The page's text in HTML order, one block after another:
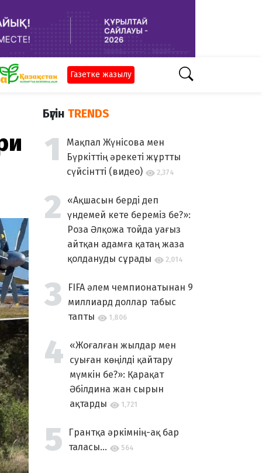
Газетке жазылу
Бүгін TRENDS
Мақпал Жүнісова мен
Бүркіттің әрекеті жұртты
сүйсінтті (видео)
2,374
«Ақшасын берді деп
үндемей кете береміз бе?»:
Роза Әлқожа тойда уағыз
айтқан адамға қатаң жаза
қолдануды сұрады
2,014
FIFA әлем чемпионатынан 9
миллиард доллар табыс
тапты
1,806
«Жоғалған жылдар мен
суыған көңілді қайтару
мүмкін бе?»: Қарақат
Әбілдина жан сырын
ақтарды
1,721
Грантқа әркімнің-ақ бар
таласы...
564